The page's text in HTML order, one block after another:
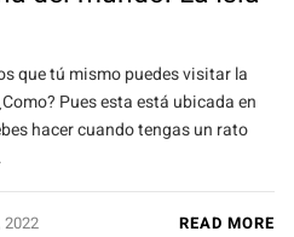
que tú mismo puedes visitar la
Pues esta está ubicada en
hacer cuando tengas un rato
2022 READ MORE